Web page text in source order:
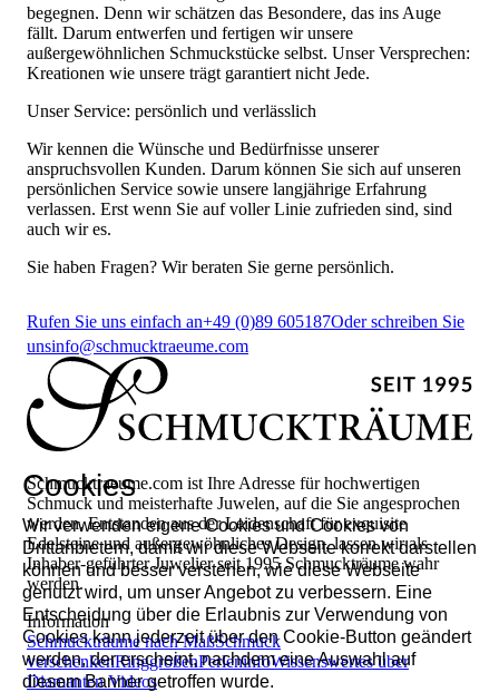
begegnen. Denn wir schätzen das Besondere, das ins Auge
fällt. Darum entwerfen und fertigen wir unsere
außergewöhnlichen Schmuckstücke selbst. Unser Versprechen:
Kreationen wie unsere trägt garantiert nicht Jede.
Unser Service: persönlich und verlässlich
Wir kennen die Wünsche und Bedürfnisse unserer
anspruchsvollen Kunden. Darum können Sie sich auf unseren
persönlichen Service sowie unsere langjährige Erfahrung
verlassen. Erst wenn Sie auf voller Linie zufrieden sind, sind
auch wir es.
Sie haben Fragen? Wir beraten Sie gerne persönlich.
Rufen Sie uns einfach an+49 (0)89 605187Oder schreiben Sie
unsinfo@schmucktraeume.com
Schmucktraeume.com ist Ihre Adresse für hochwertigen
Schmuck und meisterhafte Juwelen, auf die Sie angesprochen
werden. Entstanden aus der Leidenschaft für exquisite
Edelsteine und außergewöhnliches Design, lassen wir als
Inhaber-geführter Juwelier seit 1995 Schmuckträume wahr
werden.
Information
Schmuckträume nach MaßSchmuck
verschenkenRinggrößenPerleninfoWissenswertes über
DiamantenVideos
Cookies
Wir verwenden eigene Cookies und Cookies von
Drittanbietern, damit wir diese Webseite korrekt darstellen
können und besser verstehen, wie diese Webseite
genutzt wird, um unser Angebot zu verbessern. Eine
Entscheidung über die Erlaubnis zur Verwendung von
Cookies kann jederzeit über den Cookie-Button geändert
werden, der erscheint, nachdem eine Auswahl auf
diesem Banner getroffen wurde.